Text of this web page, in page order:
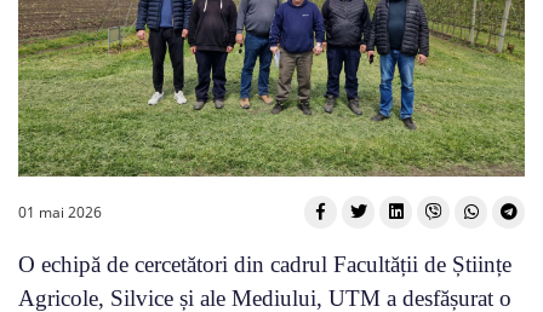
01 mai 2026
O echipă de cercetători din cadrul Facultății de Științe
Agricole, Silvice și ale Mediului, UTM a desfășurat o